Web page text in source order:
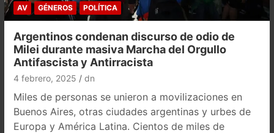
AV GÉNEROS POLÍTICA
Argentinos condenan discurso de odio de
Milei durante masiva Marcha del Orgullo
Antifascista y Antirracista
4 febrero, 2025 dn
Miles de personas se unieron a movilizaciones en
Buenos Aires, otras ciudades argentinas y urbes de
Europa y América Latina. Cientos de miles de